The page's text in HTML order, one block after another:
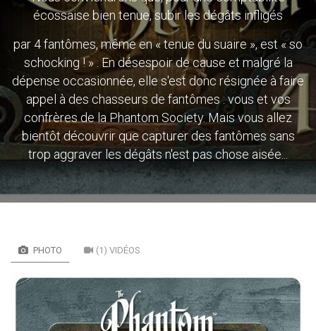
écossaise bien tenue, subir les dégâts infligés
par 4 fantômes, même en « tenue du suaire », est « so
schocking ! » . En désespoir de cause et malgré la
dépense occasionnée, elle s'est donc résignée à faire
appel à des chasseurs de fantômes : vous et vos
confrères de la Phantom Society. Mais vous allez
bientôt découvrir que capturer des fantômes sans
trop aggraver les dégâts n'est pas chose aisée...
PHOTO (1) VIDÉOS